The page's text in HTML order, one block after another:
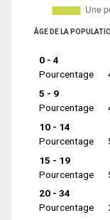
ÂGE DE LA
0 - 4
Pourcentage
5 - 9
Pourcentage
10 - 14
Pourcentage
15 - 19
Pourcentage
20 - 34
Pourcentage